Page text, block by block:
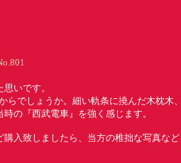
いです。
でしょうか。細い軌条に撓んだ木枕木
の『西武電車』を強く感じます。
入致しましたら、当方の稚拙な写真など